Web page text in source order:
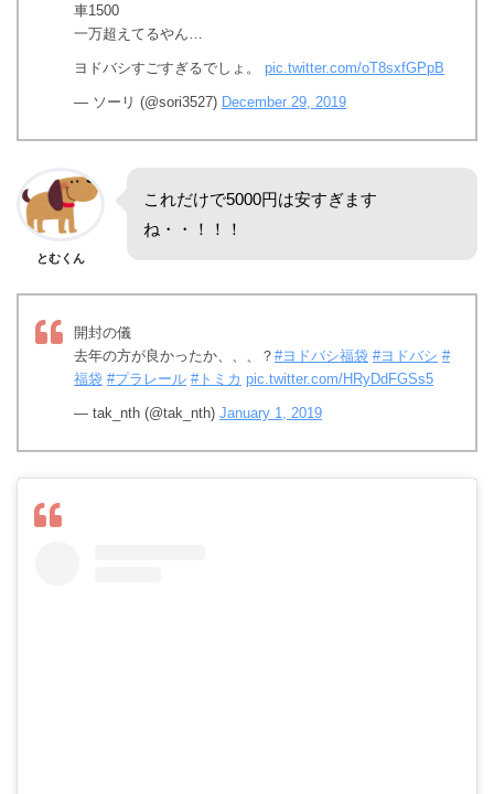
車1500
一万超えてるやん…
ヨドバシすごすぎるでしょ。 pic.twitter.com/oT8sxfGPpB
— ソーリ (@sori3527) December 29, 2019
とむくん
これだけで5000円は安すぎます
ね・・！！！
開封の儀
去年の方が良かったか、、、？ #ヨドバシ福袋 #ヨドバシ #
福袋 #プラレール #トミカ pic.twitter.com/HRyDdFGSs5
— tak_nth (@tak_nth) January 1, 2019